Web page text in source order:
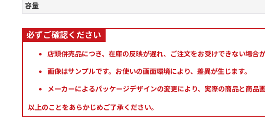
容量
店頭併売品につき、在庫の反映が遅れ、ご注文をお受けできない場合が
画像はサンプルです。お使いの画面環境により、差異が生じます。
メーカーによるパッケージデザインの変更により、実際の商品と商品
以上のことをあらかじめご了承ください。